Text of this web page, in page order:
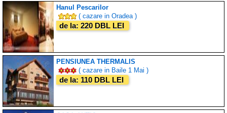
Hanul Pescarilor
( cazare in Oradea )
de la: 220 DBL LEI
PENSIUNEA THERMALIS
( cazare in Baile 1 Mai )
de la: 110 DBL LEI